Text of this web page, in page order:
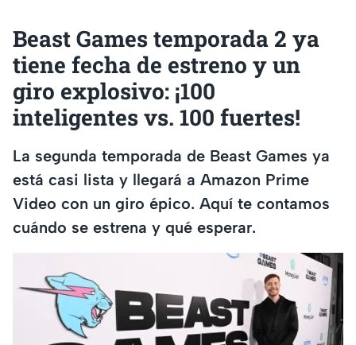
Beast Games temporada 2 ya
tiene fecha de estreno y un
giro explosivo: ¡100
inteligentes vs. 100 fuertes!
La segunda temporada de Beast Games ya
está casi lista y llegará a Amazon Prime
Video con un giro épico. Aquí te contamos
cuándo se estrena y qué esperar.